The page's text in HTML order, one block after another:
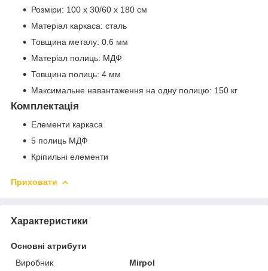
Розміри: 100 x 30/60 x 180 см
Матеріал каркаса: сталь
Товщина металу: 0.6 мм
Матеріал полиць: МДФ
Товщина полиць: 4 мм
Максимальне навантаження на одну полицю: 150 кг
Комплектація
Елементи каркаса
5 полиць МДФ
Кріпильні елементи
Приховати
Характеристики
Основні атрибути
Виробник
Mirpol